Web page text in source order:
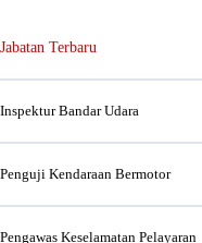
Jabatan Terbaru
Inspektur Bandar Udara
Penguji Kendaraan Bermotor
Pengawas Keselamatan Pelayaran